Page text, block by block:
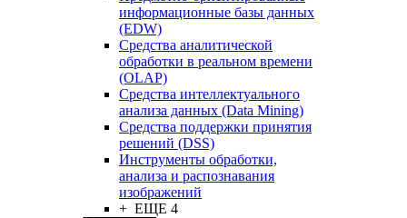
информационные базы данных
(EDW)
Средства аналитической
обработки в реальном времени
(OLAP)
Средства интеллектуального
анализа данных (Data Mining)
Средства поддержки принятия
решений (DSS)
Инструменты обработки,
анализа и распознавания
изображений
+ ЕЩЕ 4